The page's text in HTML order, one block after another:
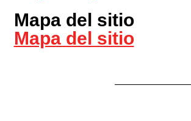
Mapa del sitio
Mapa del sitio